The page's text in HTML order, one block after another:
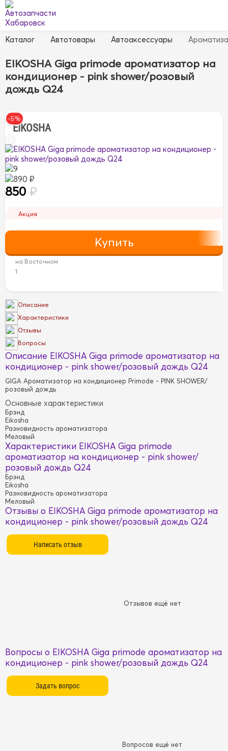
Каталог Автотовары Автоаксессуары
EIKOSHA Giga primode ароматизатор на
кондиционер - pink shower/розовый
дождь Q24
EIKOSHA
-5%
9
890 ₽
850 ₽
Акция
на Восточном
1
Описание
Характеристики
Отзывы
Вопросы
Описание EIKOSHA Giga primode ароматизатор на
кондиционер - pink shower/розовый дождь Q24
GIGA Ароматизатор на кондиционер Primode - PINK SHOWER/
розовый дождь
Основные характеристики
Брэнд
Eikosha
Разновидность ароматизатора
Меловый
Характеристики EIKOSHA Giga primode
ароматизатор на кондиционер - pink shower/
розовый дождь Q24
Брэнд
Eikosha
Разновидность ароматизатора
Меловый
Отзывы о EIKOSHA Giga primode ароматизатор на
кондиционер - pink shower/розовый дождь Q24
Отзывов ещё нет
Вопросы о EIKOSHA Giga primode ароматизатор на
кондиционер - pink shower/розовый дождь Q24
Вопросов ещё нет